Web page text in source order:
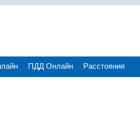
ПДД Онлайн Расстояния